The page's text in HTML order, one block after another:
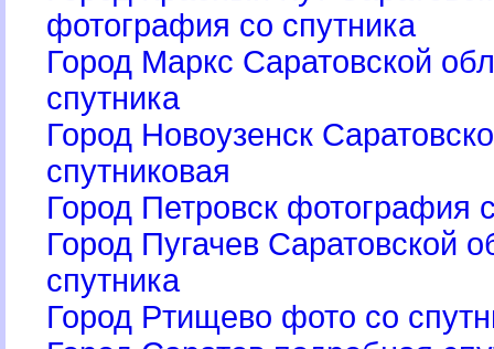
фотография со спутника
Город Маркс Саратовской
спутника
Город Новоузенск
спутниковая
Город Петровск фотография
Город Пугачев Саратовской
спутника
Город Ртищево фото со